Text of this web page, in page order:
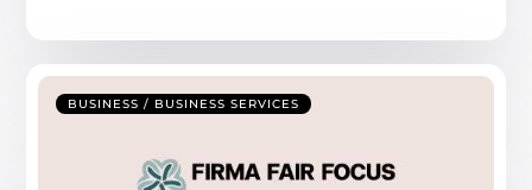
BUSINESS / BUSINESS SERVICES